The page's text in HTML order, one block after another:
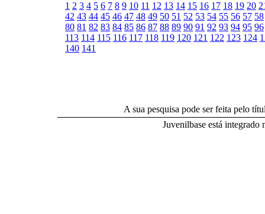
1 2 3 4 5 6 7 8 9 10 11 12 13 14 15 16 17 18 19 20
42 43 44 45 46 47 48 49 50 51 52 53 54 55 56 57 58
80 81 82 83 84 85 86 87 88 89 90 91 92 93 94 95 96
113 114 115 116 117 118 119 120 121 122 123 124
140 141
A sua pesquisa pode ser feita pelo
Juvenilbase está